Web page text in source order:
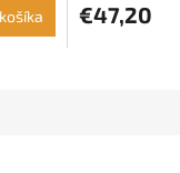
€47,20